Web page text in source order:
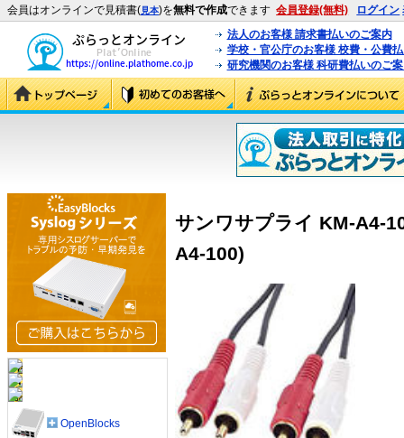
会員はオンラインで見積書(見本)を無料で作成できます 会員登録(無料) ログイン
法人のお客様 請求書払いのご案内
学校・官公庁のお客様 校費・公費
研究機関のお客様 科研費払いのご
サンワサプライ KM-A4-
A4-100)
OpenBlocks